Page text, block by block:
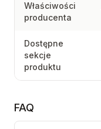
Właściwości
producenta
Dostępne
sekcje
produktu
FAQ